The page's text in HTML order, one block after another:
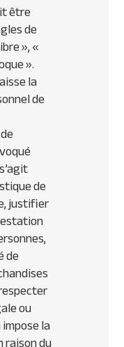
être
de
», «
».
la
de
de
justifier
de
ou
la